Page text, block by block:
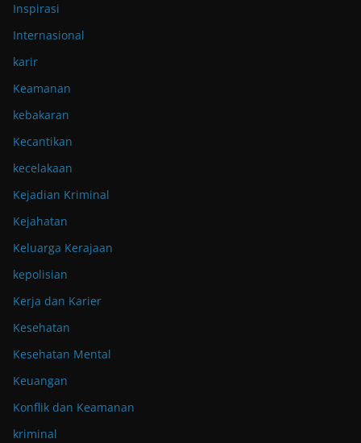
Inspirasi
Internasional
karir
Keamanan
kebakaran
Kecantikan
kecelakaan
Kejadian Kriminal
Kejahatan
Keluarga Kerajaan
kepolisian
Kerja dan Karier
Kesehatan
Kesehatan Mental
Keuangan
Konflik dan Keamanan
kriminal